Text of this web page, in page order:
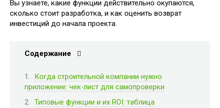
Вы узнаете, какие функции действительно окупаются,
сколько стоит разработка, и как оценить возврат
инвестиций до начала проекта.
Содержание
Когда строительной компании нужно
приложение: чек‑лист для самопроверки
Типовые функции и их ROI: таблица